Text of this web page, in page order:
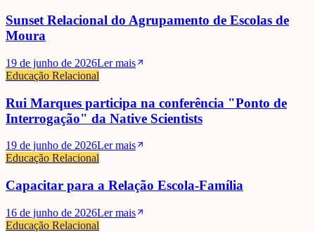
Sunset Relacional do Agrupamento de Escolas de
Moura
19 de junho de 2026Ler mais
Educação Relacional
Rui Marques participa na conferência "Ponto de
Interrogação" da Native Scientists
19 de junho de 2026Ler mais
Educação Relacional
Capacitar para a Relação Escola-Família
16 de junho de 2026Ler mais
Educação Relacional